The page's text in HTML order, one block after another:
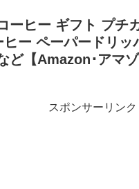
ーヒー ギフト プチ
ヒー ペーパードリッ
ど【Amazon･アマ
スポンサーリンク